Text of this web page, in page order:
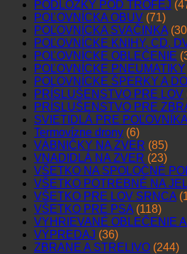
PODLOŽKY POD TROFEJ
POĽOVNÍCKA OBUV (71)
POĽOVNÍCKA SVAČINKA
POĽOVNÍCKE KNIHY, CD,
POĽOVNÍCKE OBLEČENIE
POĽOVNÍCKE PNEUMATIKY
POĽOVNÍCKE ŠPERKY A
PRÍSLUŠENSTVO PRE LOV
PRÍSLUŠENSTVO PRE
SVIETIDLÁ PRE POĽOVNÍKA
Termovízne drony (6)
VÁBNIČKY NA ZVER (85)
VNADIDLÁ NA ZVER (23)
VŠETKO NA SPOLOČNÉ
VŠETKO POTREBNÉ NA
VŠETKO PRE LOV SRNCA
VŠETKO PRE PSA (118)
VYHRIEVANÉ OBLEČENIE
VÝPREDAJ (36)
ZBRANE A STRELIVO (244)